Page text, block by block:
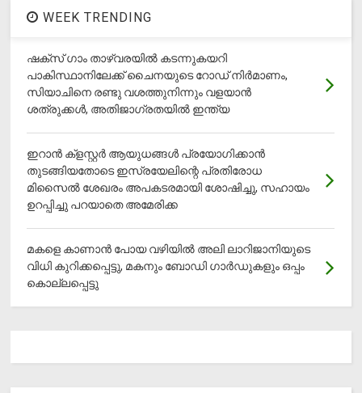
WEEK TRENDING
ഷക്സ് ​ഗാം താഴ്‌വരയിൽ കടന്നുകയറി
പാകിസ്ഥാനിലേക്ക് ചൈനയുടെ റോഡ് നിർമാണം,
സിയാചിനെ രണ്ടു വശത്തുനിന്നും വളയാൻ
ശത്രുക്കൾ, അതിജാ​ഗ്രതയിൽ ഇന്ത്യ
ഇറാന്‍ ക്‌ളസ്റ്റര്‍ ആയുധങ്ങള്‍ പ്രയോഗിക്കാന്‍
തുടങ്ങിയതോടെ ഇസ്രയേലിന്റെ പ്രതിരോധ
മിസൈല്‍ ശേഖരം അപകടരമായി ശോഷിച്ചു, സഹായം
ഉറപ്പിച്ചു പറയാതെ അമേരിക്ക
മകളെ കാണാന്‍ പോയ വഴിയില്‍ അലി ലാറിജാനിയുടെ
വിധി കുറിക്കപ്പെട്ടു, മകനും ബോഡി ഗാര്‍ഡുകളും ഒപ്പം
കൊല്ലപ്പെട്ടു